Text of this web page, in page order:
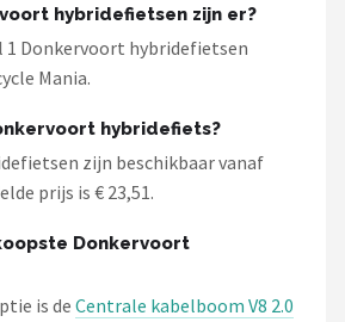
hybridefietsen zijn er?
Donkervoort hybridefietsen
Mania.
hybridefiets?
zijn beschikbaar vanaf
prijs is € 23,51.
Donkervoort
is de Centrale kabelboom V8 2.0